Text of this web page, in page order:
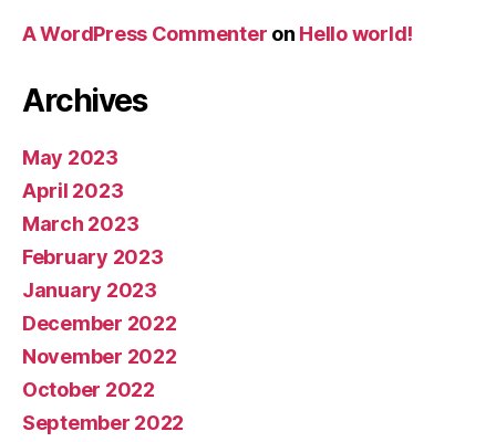
A WordPress Commenter on Hello world!
Archives
May 2023
April 2023
March 2023
February 2023
January 2023
December 2022
November 2022
October 2022
September 2022